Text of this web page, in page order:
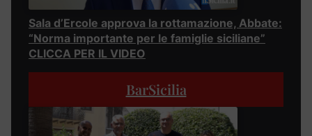
Sala d’Ercole approva la rottamazione, Abbate:
“Norma importante per le famiglie siciliane”
CLICCA PER IL VIDEO
BarSicilia